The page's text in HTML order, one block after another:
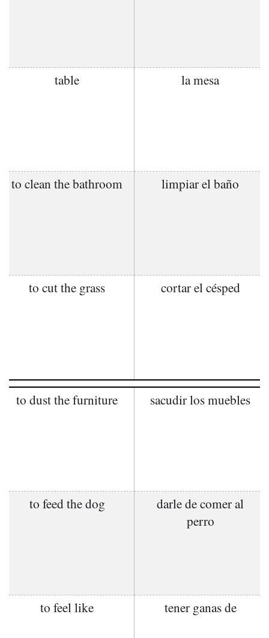
table la mesa
to clean the bathroom limpiar el baño
to cut the grass cortar el césped
to dust the furniture sacudir los muebles
to feed the dog
darle de comer al
perro
to feel like tener ganas de